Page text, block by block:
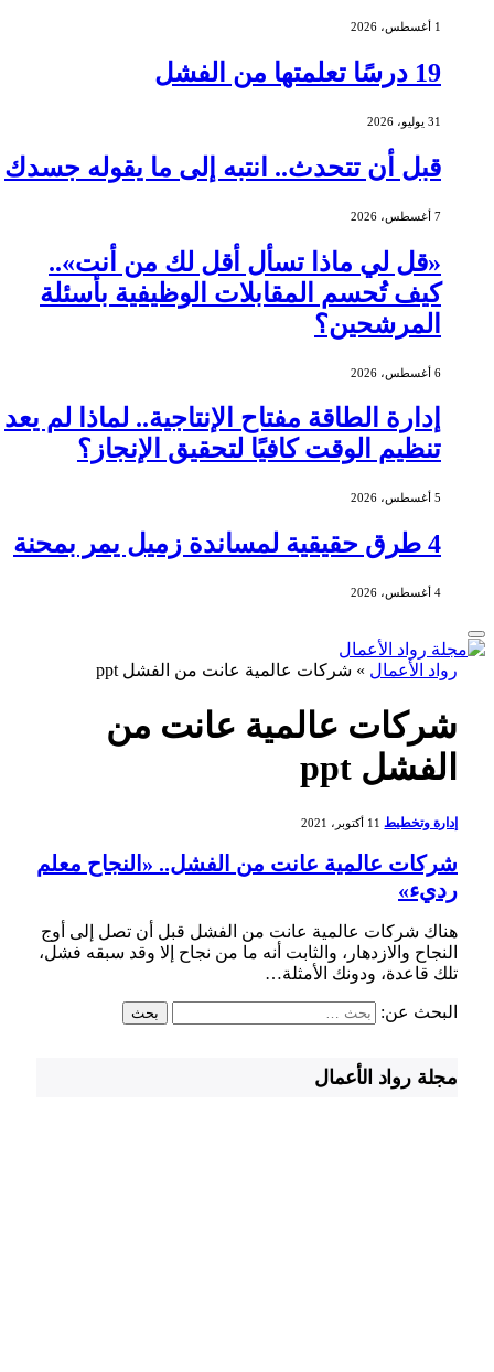
1 أغسطس، 2026
19 درسًا تعلمتها من الفشل
31 يوليو، 2026
قبل أن تتحدث.. انتبه إلى ما يقوله جسدك
7 أغسطس، 2026
«قل لي ماذا تسأل أقل لك من أنت»..
كيف تُحسم المقابلات الوظيفية بأسئلة
المرشحين؟
6 أغسطس، 2026
إدارة الطاقة مفتاح الإنتاجية.. لماذا لم يعد
تنظيم الوقت كافيًا لتحقيق الإنجاز؟
5 أغسطس، 2026
4 طرق حقيقية لمساندة زميل يمر بمحنة
4 أغسطس، 2026
رواد الأعمال» شركات عالمية عانت من الفشل ppt
شركات عالمية عانت من
الفشل ppt
إدارة وتخطيط 11 أكتوبر، 2021
شركات عالمية عانت من الفشل.. «النجاح معلم
رديء»
هناك شركات عالمية عانت من الفشل قبل أن تصل إلى أوج
النجاح والازدهار، والثابت أنه ما من نجاح إلا وقد سبقه فشل،
تلك قاعدة، ودونك الأمثلة…
البحث عن:
مجلة رواد الأعمال